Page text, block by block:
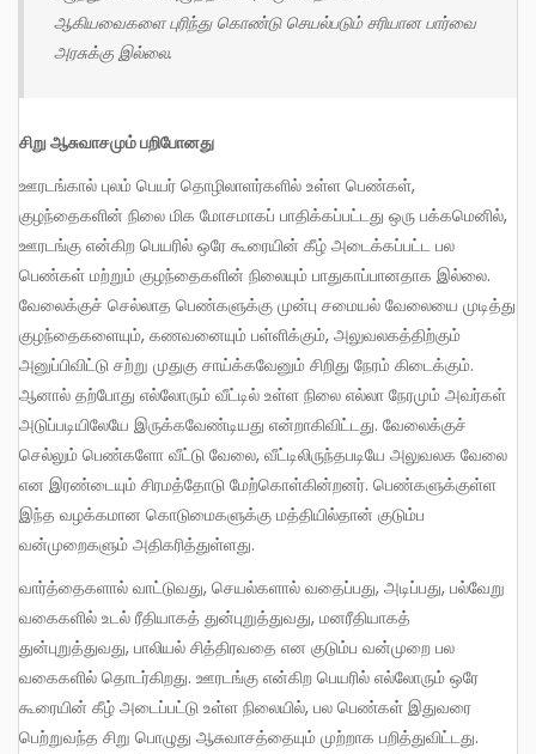
ஆகியவைகளை புரிந்து கொண்டு செயல்படும் சரியான பார்வை
அரசுக்கு இல்லை.
சிறு ஆசுவாசமும் பறிபோனது
ஊரடங்கால் புலம் பெயர் தொழிலாளர்களில் உள்ள பெண்கள்,
குழந்தைகளின் நிலை மிக மோசமாகப் பாதிக்கப்பட்டது ஒரு பக்கமெனில்,
ஊரடங்கு என்கிற பெயரில் ஒரே கூரையின் கீழ் அடைக்கப்பட்ட பல
பெண்கள் மற்றும் குழந்தைகளின் நிலையும் பாதுகாப்பானதாக இல்லை.
வேலைக்குச் செல்லாத பெண்களுக்கு முன்பு சமையல் வேலையை முடித்து
குழந்தைகளையும், கணவனையும் பள்ளிக்கும், அலுவலகத்திற்கும்
அனுப்பிவிட்டு சற்று முதுகு சாய்க்கவேனும் சிறிது நேரம் கிடைக்கும்.
ஆனால் தற்போது எல்லோரும் வீட்டில் உள்ள நிலை எல்லா நேரமும் அவர்கள்
அடுப்படியிலேயே இருக்கவேண்டியது என்றாகிவிட்டது. வேலைக்குச்
செல்லும் பெண்களோ வீட்டு வேலை, வீட்டிலிருந்தபடியே அலுவலக வேலை
என இரண்டையும் சிரமத்தோடு மேற்கொள்கின்றனர். பெண்களுக்குள்ள
இந்த வழக்கமான கொடுமைகளுக்கு மத்தியில்தான் குடும்ப
வன்முறைகளும் அதிகரித்துள்ளது.
வார்த்தைகளால் வாட்டுவது, செயல்களால் வதைப்பது, அடிப்பது, பல்வேறு
வகைகளில் உடல் ரீதியாகத் துன்புறுத்துவது, மனரீதியாகத்
துன்புறுத்துவது, பாலியல் சித்திரவதை என குடும்ப வன்முறை பல
வகைகளில் தொடர்கிறது. ஊரடங்கு என்கிற பெயரில் எல்லோரும் ஒரே
கூரையின் கீழ் அடைப்பட்டு உள்ள நிலையில், பல பெண்கள் இதுவரை
பெற்றுவந்த சிறு பொழுது ஆசுவாசத்தையும் முற்றாக பறித்துவிட்டது.